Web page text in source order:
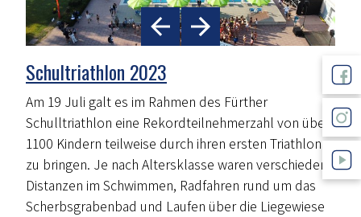
Schultriathlon 2023
Am 19 Juli galt es im Rahmen des Fürther
Schulltriathlon eine Rekordteilnehmerzahl von über
1100 Kindern teilweise durch ihren ersten Triathlon
zu bringen. Je nach Altersklasse waren verschiedene
Distanzen im Schwimmen, Radfahren rund um das
Scherbsgrabenbad und Laufen über die Liegewiese